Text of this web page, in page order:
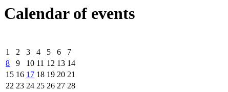
Calendar of events
1
2 3 4 5 6
7
8
9 10 11 12 13 14
15 16 17 18 19 20 21
22 23 24 25 26 27 28